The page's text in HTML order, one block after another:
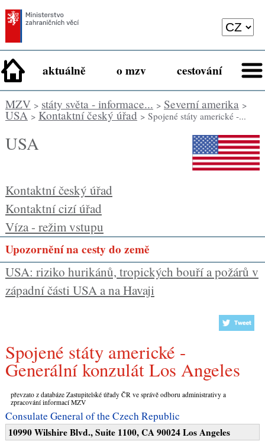
aktuálně o mzv cestování
MZV> státy světa - informace... > Severní amerika>
USA> Kontaktní český úřad > Spojené státy americké -...
USA
Kontaktní český úřad
Kontaktní cizí úřad
Víza - režim vstupu
Upozornění na cesty do země
USA: riziko hurikánů, tropických bouří a požárů v
západní části USA a na Havaji
Spojené státy americké -
Generální konzulát Los Angeles
převzato z databáze Zastupitelské úřady ČR ve správě odboru administrativy a
zpracování informací MZV
Consulate General of the Czech Republic
10990 Wilshire Blvd., Suite 1100, CA 90024 Los Angeles